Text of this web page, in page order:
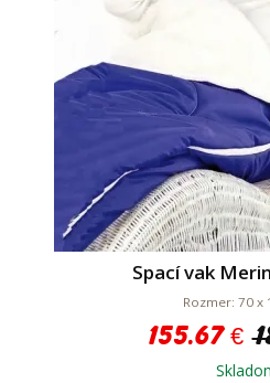
Spací vak
Rozmer: 70 x
155.67 €